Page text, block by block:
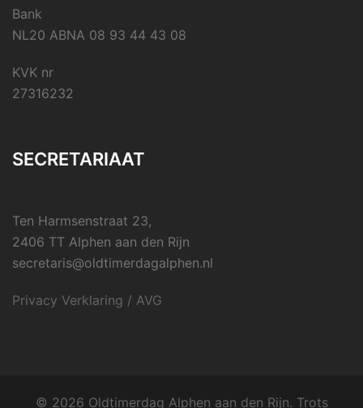
Bank
NL20 ABNA 08 93 44 43 08
KVK nr
27316232
SECRETARIAAT
Ten Harmsenstraat 23,
2406 TT Alphen aan den Rijn
secretaris@oldtimerdagalphen.nl
Privacy Verklaring / AVG
© 2026 Oldtimerdag Alphen aan den Rijn. Trots